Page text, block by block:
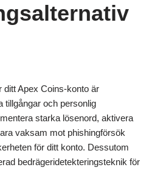
Apex Coins-konto är
tillgångar och personlig
starka lösenord, aktivera
vaksam mot phishingförsök
för ditt konto. Dessutom
bedrägeridetekteringsteknik för